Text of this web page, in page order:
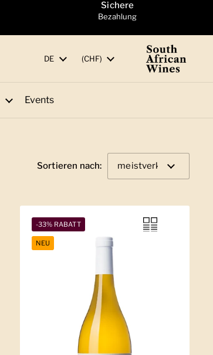
Sichere
Bezahlung
Sprache
DE Land/Region
(CHF)
Events
Sortieren nach:
-33% RABATT
NEU